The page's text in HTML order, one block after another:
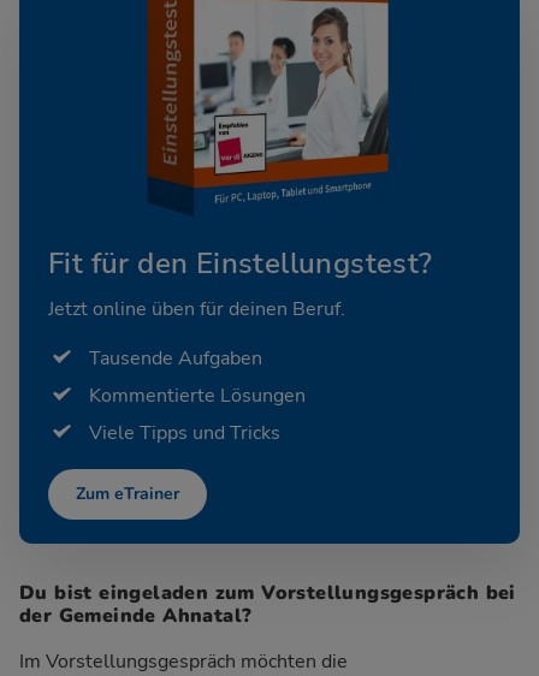
Fit für den Einstellungstest?
Jetzt online üben für deinen Beruf.
Tausende Aufgaben
Kommentierte Lösungen
Viele Tipps und Tricks
Zum eTrainer
Du bist eingeladen zum Vorstellungsgespräch bei
der Gemeinde Ahnatal?
Im Vorstellungsgespräch möchten die